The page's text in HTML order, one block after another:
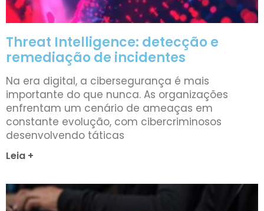
Threat Intelligence: detecção e
remediação de incidentes
Na era digital, a cibersegurança é mais
importante do que nunca. As organizações
enfrentam um cenário de ameaças em
constante evolução, com cibercriminosos
desenvolvendo táticas
Leia +